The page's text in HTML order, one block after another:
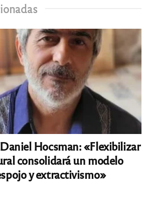
Hocsman: «Flexibilizar
consolidará un modelo
y extractivismo»